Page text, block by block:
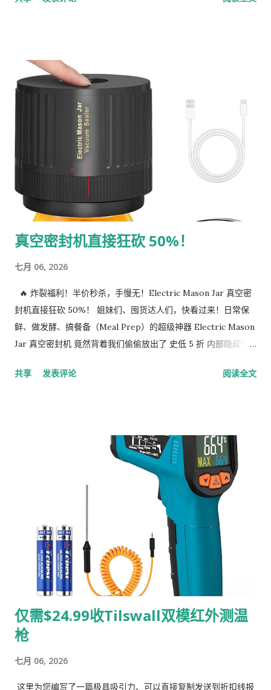
要 $29.99，现在使用专属独家折扣码， 直接雷击半价，只要
遗，告别盲盲盲掏！ 360° 智能防抖 ：不管怎么转动，画面都稳
如泰山，新手也能轻松上手，安全加倍。 全家通用 & 宠物可用
：配有柔软硅胶耳勺，不伤耳道。不只能掏耳朵，还能拿来检查
牙齿、鼻腔、皮肤，一机多用！ IP67 防水防尘 ：用完直接用酒
精或清水擦洗，干净卫生，拒绝交叉感染。 超强兼容 & 续航 ：
手机/平板一键秒连，支持 Type-C 快充，充电一次能超长待
机。 🛒 抢购通道： 🔗 抢购链接 ： 点击这里直达 Amazon 抢购
🔑 50% OFF 独家特惠码 ： MC37WJIQ 💰 劲爆到手价 ：
$14.99 (原价: $29.99) ⏳ 截止日期 ：2026年12月7日 23:59 PDT
💡 省钱小贴士 ：手快有手慢无！点击链接把产品加入购物车，结
账（Checkout）时在 Promo Code 框输入 MC37WJIQ 即可瞬
#智能采耳仪 #限时特价 #可视掏耳勺 #撸羊毛
真空密封机直接狂砍 50%！
七月 06, 2026
🔥 炸裂福利！半价秒杀，手慢无！Electric Mason Jar 真空密
封机直接狂砍 50%！ 姐妹们、囤货达人们，快看过来！日常保
鲜、做发酵、搞餐备（Meal Prep）的超级神器 Electric Mason
Jar 真空密封机 竟然背着我们偷偷放出了 史低 5 折 内部隐藏代
五入等于不要钱啊！ 🛒 抢购直达通道 👉 抢购链接： 点击这里
眼也得入？ 一键全自动，彻底解放双手： 升级版大 LED 屏幕，
充饱电只需 2 小时。放好盖子，一键按下去，40 秒自动抽干空气
并密封，完全不用像以前那样手动费力狂抽！ 保鲜期直接延长
10 倍： 采用升级版食品级硅胶和 ABS 材质，双层密封圈强力锁
鲜，防潮防变质。不管是吃不完的干货、坚果，还是自家腌制的
酱菜、发酵食品，用它封起来能多放好久！ 宽口/常规口玻璃罐
通用： 套装自带两种尺寸的转换器，家里的常规 Mason Jar 和
宽口 Mason Jar 全都能用！ 超豪华大礼包一步到位： 1 * 电动真
空密封机（带宽口密封罩） 1 * 标准口径转换罩 5 * 宽口 Mason
罐铁盖 5 * 常规口 Mason 罐铁盖 1 * Type-C 充电线 + 说明书
📌 贴心小提示 大家收到货使用时， 千万不要把食物装得太满 ，
并且确保瓶盖是干燥的。留出一点空气压力差，密封效果才最无
码到期或者领完就恢复原价了，赶紧冲！ 👉 立刻点击链接，手
慢无！
共享 发表评论 阅读全文
仅需$24.99收Tilswall双模红外测温
枪
七月 06, 2026
这里为您编写了一篇极具吸引力、可以直接复制发送到折扣线报